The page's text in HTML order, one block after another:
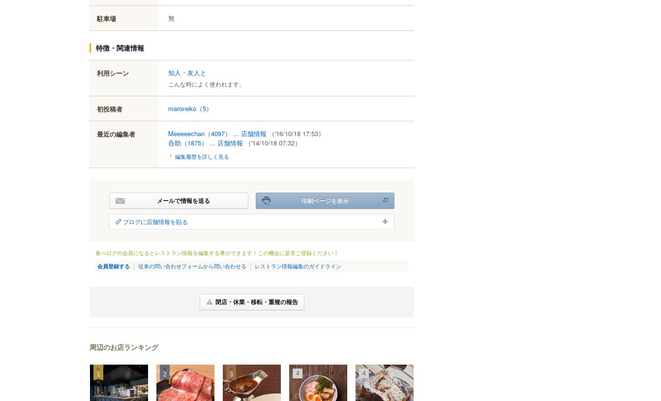
駐車場 無
特徴・関連情報
利用シーン 知人・友人と
こんな時によく使われます。
初投稿者 maroneko （5）
最近の編集者 Meeeeechan （4097） ... 店舗情報
（'16/10/18 17:53）
呑助 （1875） ... 店舗情報 （'14/10/18 07:32）
編集履歴を詳しく見る
メールで情報を送る 印刷ページを表示
ブログに店舗情報を貼る
食べログの会員になるとレストラン情報を編集する事ができます！この機会に是非ご登録ください！
会員登録する 従来の問い合わせフォームから問い合わせる レストラン情報編集のガイドライン
閉店・休業・移転・重複の報告
周辺のお店ランキング
1 2 3 4 4